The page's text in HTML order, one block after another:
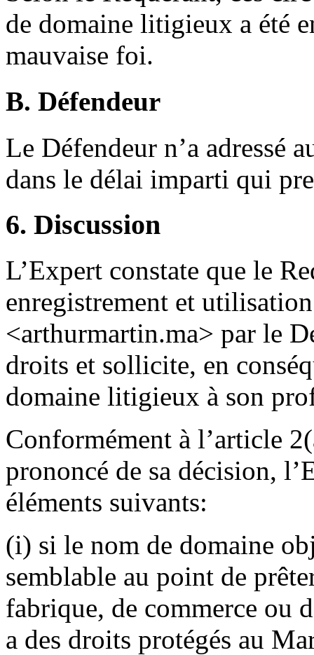
de domaine litigieux a été
mauvaise foi.
B. Défendeur
Le Défendeur n’a adressé
dans le délai imparti qui
6. Discussion
L’Expert constate que le
enregistrement et
<arthurmartin.ma> par le
droits et sollicite, en
domaine litigieux à son
Conformément à l’article
prononcé de sa décision,
éléments suivants:
(i) si le nom de domaine
semblable au point de
fabrique, de commerce ou
a des droits protégés au